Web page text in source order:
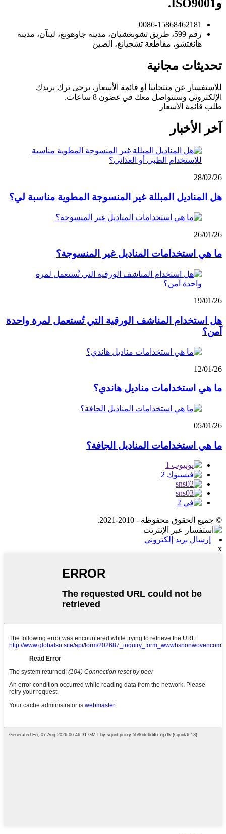
وISO9001.
0086-15868462181
رقم 599، طريق تشونغشيان، مدينة جاوهونغ، لينآن، مدينة
هانغتشو، مقاطعة تشجيانغ، الصين
تحديثات مجانية
للاستفسار عن منتجاتنا أو قائمة الأسعار، يرجى ترك بريدك
الإلكتروني وسنتواصل معك في غضون 8 ساعات.
طلب قائمة الأسعار
آخر الأخبار
28/02/26
هل المناديل المبللة غير المنسوجة المطوية مناسبة لي؟
26/01/26
ما هي استخدامات المناديل غير المنسوجة؟
19/01/26
هل استخدام المناشف الورقية التي تُستعمل لمرة واحدة
آمن؟
12/01/26
ما هي استخدامات مناديل هاندي؟
05/01/26
ما هي استخدامات المناديل الجافة؟
© جميع الحقوق محفوظة - 2010-2021.
إرسال بريد إلكتروني
x